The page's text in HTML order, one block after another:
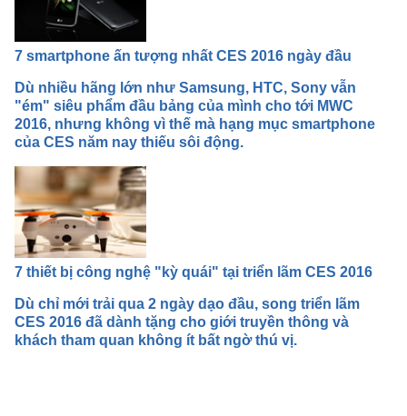
7 smartphone ấn tượng nhất CES 2016 ngày đầu
Dù nhiều hãng lớn như Samsung, HTC, Sony vẫn
"ém" siêu phẩm đầu bảng của mình cho tới MWC
2016, nhưng không vì thế mà hạng mục smartphone
của CES năm nay thiếu sôi động.
7 thiết bị công nghệ "kỳ quái" tại triển lãm CES 2016
Dù chỉ mới trải qua 2 ngày dạo đầu, song triển lãm
CES 2016 đã dành tặng cho giới truyền thông và
khách tham quan không ít bất ngờ thú vị.